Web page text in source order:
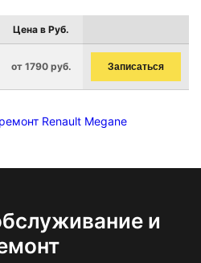
Цена в Руб.
от 1790 руб. Записаться
Renault Megane
и